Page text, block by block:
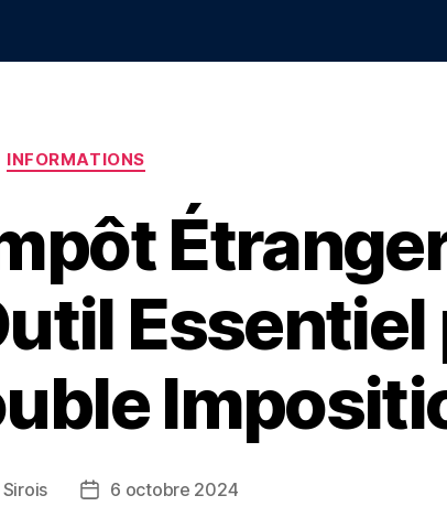
Catégories
INFORMATIONS
Date6 octobre 2024